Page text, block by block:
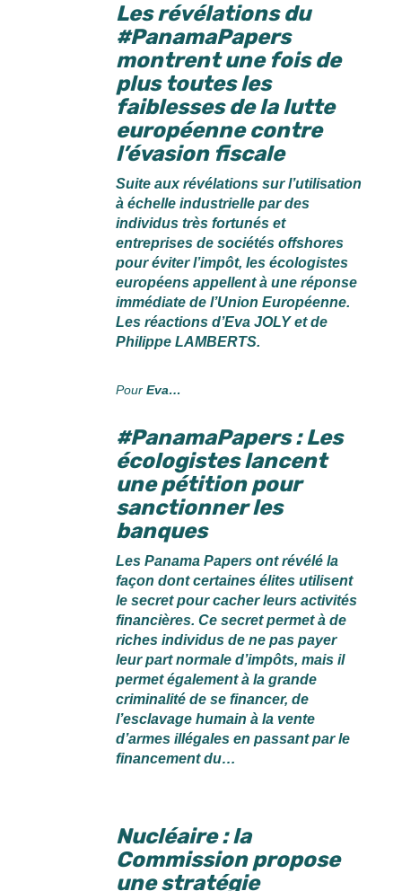
Les révélations du
#PanamaPapers
montrent une fois de
plus toutes les
faiblesses de la lutte
européenne contre
l’évasion fiscale
Suite aux révélations sur l’utilisation
à échelle industrielle par des
individus très fortunés et
entreprises de sociétés offshores
pour éviter l’impôt, les écologistes
européens appellent à une réponse
immédiate de l’Union Européenne.
Les réactions d’Eva JOLY et de
Philippe LAMBERTS.
Pour Eva…
#PanamaPapers : Les
écologistes lancent
une pétition pour
sanctionner les
banques
Les Panama Papers ont révélé la
façon dont certaines élites utilisent
le secret pour cacher leurs activités
financières. Ce secret permet à de
riches individus de ne pas payer
leur part normale d’impôts, mais il
permet également à la grande
criminalité de se financer, de
l’esclavage humain à la vente
d’armes illégales en passant par le
financement du…
Nucléaire : la
Commission propose
une stratégie